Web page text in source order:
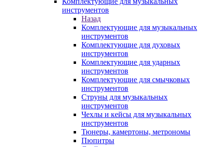
инструментов
Назад
Комплектующие для музыкальных
инструментов
Комплектующие для духовых
инструментов
Комплектующие для ударных
инструментов
Комплектующие для смычковых
инструментов
Струны для музыкальных
инструментов
Чехлы и кейсы для музыкальных
инструментов
Тюнеры, камертоны, метрономы
Пюпитры